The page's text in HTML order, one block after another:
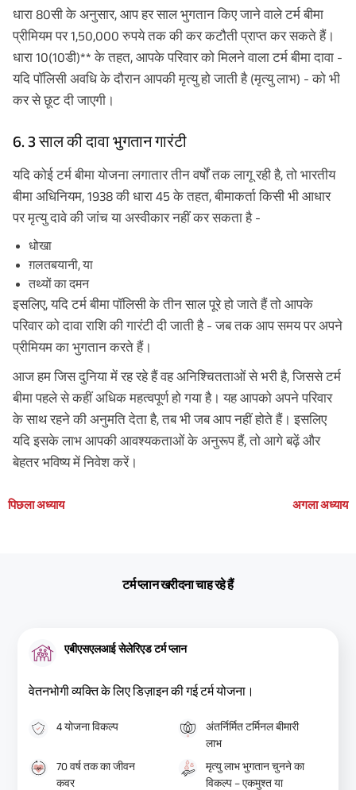
धारा 80सी के अनुसार, आप हर साल भुगतान किए जाने वाले टर्म बीमा
प्रीमियम पर 1,50,000 रुपये तक की कर कटौती प्राप्त कर सकते हैं।
धारा 10(10डी)** के तहत, आपके परिवार को मिलने वाला टर्म बीमा दावा -
यदि पॉलिसी अवधि के दौरान आपकी मृत्यु हो जाती है (मृत्यु लाभ) - को भी
कर से छूट दी जाएगी।
6. 3 साल की दावा भुगतान गारंटी
यदि कोई टर्म बीमा योजना लगातार तीन वर्षों तक लागू रही है, तो भारतीय
बीमा अधिनियम, 1938 की धारा 45 के तहत, बीमाकर्ता किसी भी आधार
पर मृत्यु दावे की जांच या अस्वीकार नहीं कर सकता है -
धोखा
ग़लतबयानी, या
तथ्यों का दमन
इसलिए, यदि टर्म बीमा पॉलिसी के तीन साल पूरे हो जाते हैं तो आपके
परिवार को दावा राशि की गारंटी दी जाती है - जब तक आप समय पर अपने
प्रीमियम का भुगतान करते हैं।
आज हम जिस दुनिया में रह रहे हैं वह अनिश्चितताओं से भरी है, जिससे टर्म
बीमा पहले से कहीं अधिक महत्वपूर्ण हो गया है। यह आपको अपने परिवार
के साथ रहने की अनुमति देता है, तब भी जब आप नहीं होते हैं। इसलिए
यदि इसके लाभ आपकी आवश्यकताओं के अनुरूप हैं, तो आगे बढ़ें और
बेहतर भविष्य में निवेश करें।
पिछला अध्याय अगला अध्याय
टर्म प्लान खरीदना चाह रहे हैं
एबीएसएलआई सेलेरिएड टर्म प्लान
वेतनभोगी व्यक्ति के लिए डिज़ाइन की गई टर्म योजना।
4 योजना विकल्प
अंतर्निर्मित टर्मिनल बीमारी
लाभ
70 वर्ष तक का जीवन
कवर
मृत्यु लाभ भुगतान चुनने का
विकल्प – एकमुश्त या